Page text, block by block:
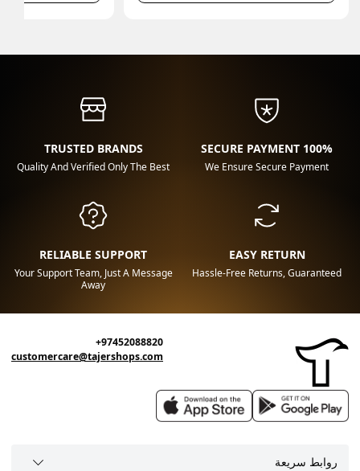
100% SECURE PAYMENT
We Ensure Secure Payment
TRUSTED BRANDS
Quality And Verified Only The Best
EASY RETURN
Hassle-Free Returns, Guaranteed
RELIABLE SUPPORT
Your Support Team, Just A Message
Away
+97452088820
customercare@tajershops.com
روابط سريعة